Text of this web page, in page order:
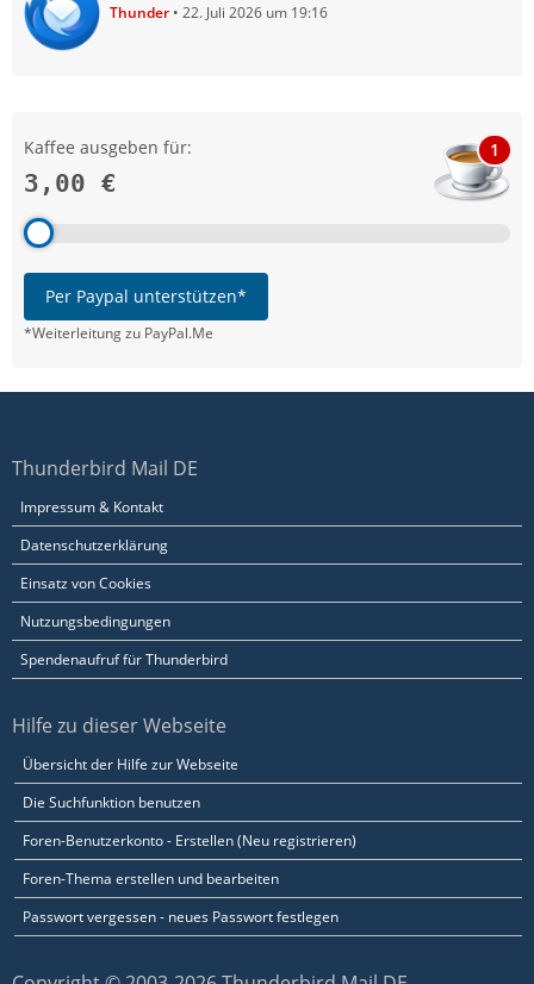
Thunder 22. Juli 2026 um 19:16
Kaffee ausgeben für:
3,00 €
1
Per Paypal unterstützen*
*Weiterleitung zu PayPal.Me
Thunderbird Mail DE
Impressum & Kontakt
Datenschutzerklärung
Einsatz von Cookies
Nutzungsbedingungen
Spendenaufruf für Thunderbird
Hilfe zu dieser Webseite
Übersicht der Hilfe zur Webseite
Die Suchfunktion benutzen
Foren-Benutzerkonto - Erstellen (Neu registrieren)
Foren-Thema erstellen und bearbeiten
Passwort vergessen - neues Passwort festlegen